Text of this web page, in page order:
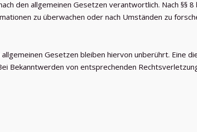
den allgemeinen Gesetzen verantwortlich. Nach §§
zu überwachen oder nach Umständen zu
Gesetzen bleiben hiervon unberührt. Eine
Bekanntwerden von entsprechenden